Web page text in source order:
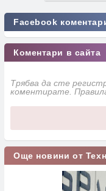
Facebook
Коментари в сайта
Трябва да сте
коментирате.
Още новини от